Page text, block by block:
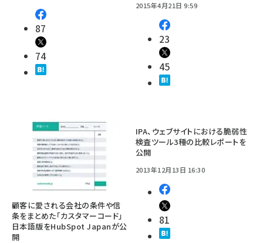
87
74
2015年4月21日 9:59
23
45
顧客に愛される会社の条件や信
条をまとめた「カスタマーコード」
日本語版をHubSpot Japanが公
開
IPA、ウェブサイトにおける脆弱性
検査ツール3種の比較レポートを
公開
2013年12月13日 16:30
81